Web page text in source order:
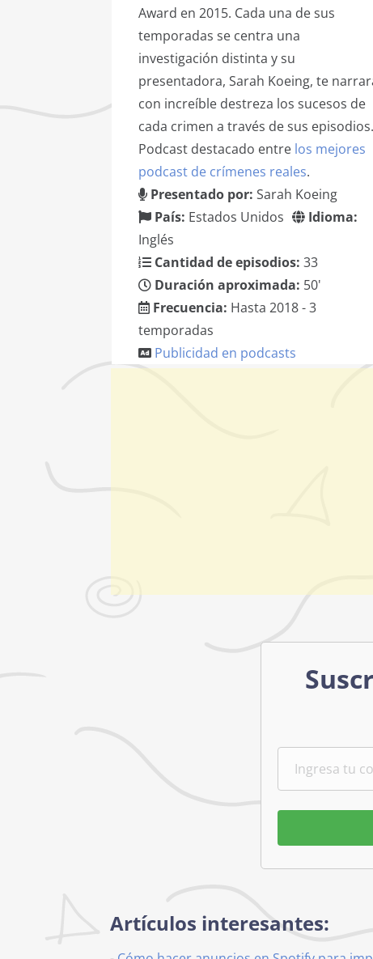
Award en 2015. Cada una de sus
temporadas se centra una
investigación distinta y su
presentadora, Sarah Koeing, te
con increíble destreza los sucesos de
cada crimen a través de sus episodios.
Podcast destacado entre los mejores
podcast de crímenes reales.
Presentado por: Sarah Koeing
País: Estados Unidos
Idioma:
Inglés
Cantidad de episodios: 33
Duración aproximada: 50'
Frecuencia: Hasta 2018 - 3
temporadas
Publicidad en podcasts
Artículos interesantes: